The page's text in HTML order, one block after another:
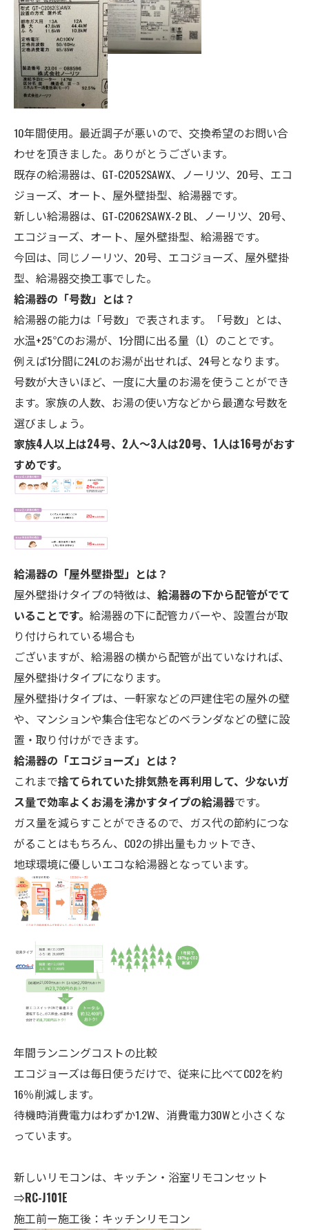
10年間使用。最近調子が悪いので、交換希望のお問い合
わせを頂きました。ありがとうございます。
既存の給湯器は、GT-C2052SAWX、ノーリツ、20号、エコ
ジョーズ、オート、屋外壁掛型、給湯器です。
新しい給湯器は、GT-C2062SAWX-2 BL、ノーリツ、20号、
エコジョーズ、オート、 屋外壁掛型、給湯器です。
今回は、同じノーリツ、20号、エコジョーズ、屋外壁掛
型、給湯器交換工事でした。
給湯器の「号数」とは？
給湯器の能力は「号数」で表されます。「号数」とは、
水温+25℃のお湯が、1分間に出る量（L）のことです。
例えば1分間に24Lのお湯が出せれば、24号となります。
号数が大きいほど、一度に大量のお湯を使うことができ
ます。家族の人数、お湯の使い方などから最適な号数を
選びましょう。
家族4人以上は24号、2人～3人は20号、1人は16号がおす
すめです。
給湯器の「屋外壁掛型」とは？
屋外壁掛けタイプの特徴は、 給湯器の下から配管がでて
いることです。 給湯器の下に配管カバーや、設置台が取
り付けられている場合も
ございますが、給湯器の横から配管が出ていなければ、
屋外壁掛けタイプになります。
屋外壁掛けタイプは、一軒家などの戸建住宅の屋外の壁
や、マンションや集合住宅などのベランダなどの壁に設
置・取り付けができます。
給湯器の「エコジョーズ」とは？
これまで捨てられていた排気熱を再利用して、少ないガ
ス量で効率よくお湯を沸かすタイプの給湯器です。
ガス量を減らすことができるので、ガス代の節約につな
がることはもちろん、CO2の排出量もカットでき、
地球環境に優しいエコな給湯器となっています。
年間ランニングコストの比較
エコジョーズは毎日使うだけで、従来に比べてCO2を約
16％削減します。
待機時消費電力はわずか1.2W、消費電力30Wと小さくな
っています。
新しいリモコンは、キッチン・ 浴室リモコンセット
⇒RC-J101E
施工前ー施工後：キッチンリモコン